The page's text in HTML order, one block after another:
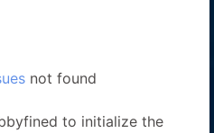
not found
to initialize the